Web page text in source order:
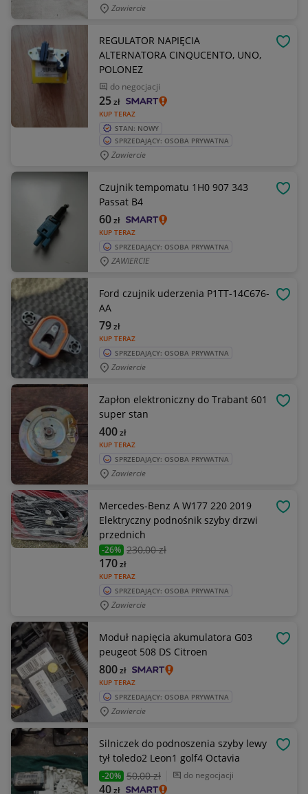
Zawiercie
REGULATOR NAPIĘCIA
ALTERNATORA CINQUCENTO, UNO,
POLONEZ
do negocjacji
KUP TERAZ
25zł
STAN: NOWY
SPRZEDAJĄCY: OSOBA PRYWATNA
Zawiercie
Czujnik tempomatu 1H0 907 343
Passat B4
KUP TERAZ
60zł
SPRZEDAJĄCY: OSOBA PRYWATNA
ZAWIERCIE
Ford czujnik uderzenia P1TT-14C676-
AA
KUP TERAZ
79zł
SPRZEDAJĄCY: OSOBA PRYWATNA
Zawiercie
Zapłon elektroniczny do Trabant 601
super stan
KUP TERAZ
400zł
SPRZEDAJĄCY: OSOBA PRYWATNA
Zawiercie
Mercedes-Benz A W177 220 2019
Elektryczny podnośnik szyby drzwi
przednich
-26% 230,00 zł
KUP TERAZ
170zł
SPRZEDAJĄCY: OSOBA PRYWATNA
Zawiercie
Moduł napięcia akumulatora G03
peugeot 508 DS Citroen
KUP TERAZ
800zł
SPRZEDAJĄCY: OSOBA PRYWATNA
Zawiercie
Silniczek do podnoszenia szyby lewy
tył toledo2 Leon1 golf4 Octavia
-20% 50,00 zł do negocjacji
40zł